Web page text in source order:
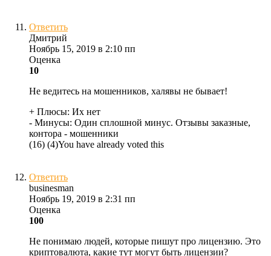
Ответить
Дмитрий
Ноябрь 15, 2019 в 2:10 пп
Оценка
10
Не ведитесь на мошенников, халявы не бывает!
+ Плюсы: Их нет
- Минусы: Один сплошной минус. Отзывы заказные,
контора - мошенники
(16) (4)You have already voted this
Ответить
businesman
Ноябрь 19, 2019 в 2:31 пп
Оценка
100
Не понимаю людей, которые пишут про лицензию. Это
криптовалюта, какие тут могут быть лицензии?